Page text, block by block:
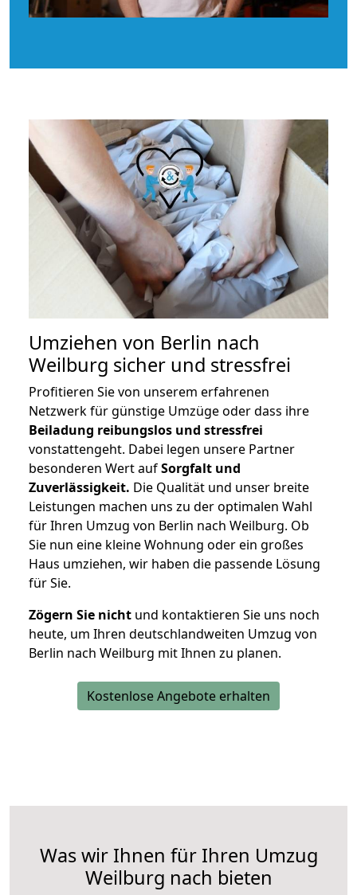
Umziehen von Berlin nach
Weilburg sicher und stressfrei
Profitieren Sie von unserem erfahrenen
Netzwerk für günstige Umzüge oder dass ihre
Beiladung reibungslos und stressfrei
vonstattengeht. Dabei legen unsere Partner
besonderen Wert aufSorgfalt und
Zuverlässigkeit. Die Qualität und unser breite
Leistungen machen uns zu der optimalen Wahl
für Ihren Umzug von Berlin nach Weilburg. Ob
Sie nun eine kleine Wohnung oder ein großes
Haus umziehen, wir haben die passende Lösung
für Sie.
Zögern Sie nicht und kontaktieren Sie uns noch
heute, um Ihren deutschlandweiten Umzug von
Berlin nach Weilburg mit Ihnen zu planen.
Kostenlose Angebote erhalten
Was wir Ihnen für Ihren Umzug
Weilburg nach bieten